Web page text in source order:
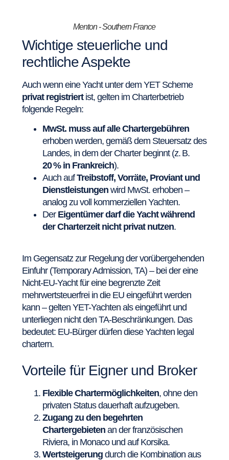
Menton - Southern France
Wichtige steuerliche und
rechtliche Aspekte
Auch wenn eine Yacht unter dem YET Scheme
privat registriertist, gelten im Charterbetrieb
folgende Regeln:
MwSt. muss auf alle Chartergebühren
erhoben werden, gemäß dem Steuersatz des
Landes, in dem der Charter beginnt (z. B.
20 % in Frankreich).
Auch aufTreibstoff, Vorräte, Proviant und
Dienstleistungenwird MwSt. erhoben –
analog zu voll kommerziellen Yachten.
DerEigentümer darf die Yacht während
der Charterzeit nicht privat nutzen.
Im Gegensatz zur Regelung der vorübergehenden
Einfuhr (Temporary Admission, TA) – bei der eine
Nicht-EU-Yacht für eine begrenzte Zeit
mehrwertsteuerfrei in die EU eingeführt werden
kann – gelten YET-Yachten als eingeführt und
unterliegen nicht den TA-Beschränkungen. Das
bedeutet: EU-Bürger dürfen diese Yachten legal
chartern.
Vorteile für Eigner und Broker
Flexible Chartermöglichkeiten, ohne den
privaten Status dauerhaft aufzugeben.
Zugang zu den begehrten
Chartergebietenan der französischen
Riviera, in Monaco und auf Korsika.
Wertsteigerungdurch die Kombination aus